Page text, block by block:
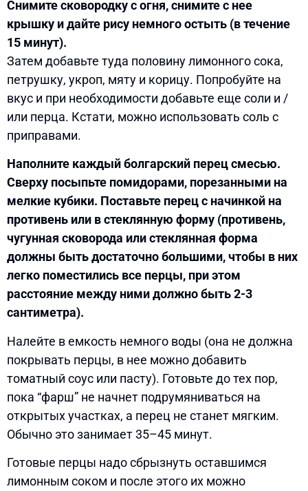
Снимите сковородку с огня, снимите с нее
крышку и дайте рису немного остыть (в течение
15 минут).
Затем добавьте туда половину лимонного сока,
петрушку, укроп, мяту и корицу. Попробуйте на
вкус и при необходимости добавьте еще соли и /
или перца. Кстати, можно использовать соль с
приправами.
Наполните каждый болгарский перец смесью.
Сверху посыпьте помидорами, порезанными на
мелкие кубики. Поставьте перец с начинкой на
противень или в стеклянную форму (противень,
чугунная сковорода или стеклянная форма
должны быть достаточно большими, чтобы в них
легко поместились все перцы, при этом
расстояние между ними должно быть 2-3
сантиметра).
Налейте в емкость немного воды (она не должна
покрывать перцы, в нее можно добавить
томатный соус или пасту). Готовьте до тех пор,
пока “фарш” не начнет подрумяниваться на
открытых участках, а перец не станет мягким.
Обычно это занимает 35–45 минут.
Готовые перцы надо сбрызнуть оставшимся
лимонным соком и после этого их можно